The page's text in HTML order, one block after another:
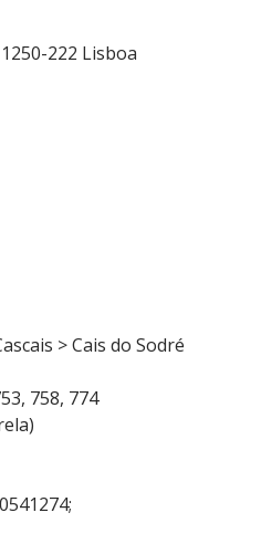
222 Lisboa
> Cais do Sodré
758, 774